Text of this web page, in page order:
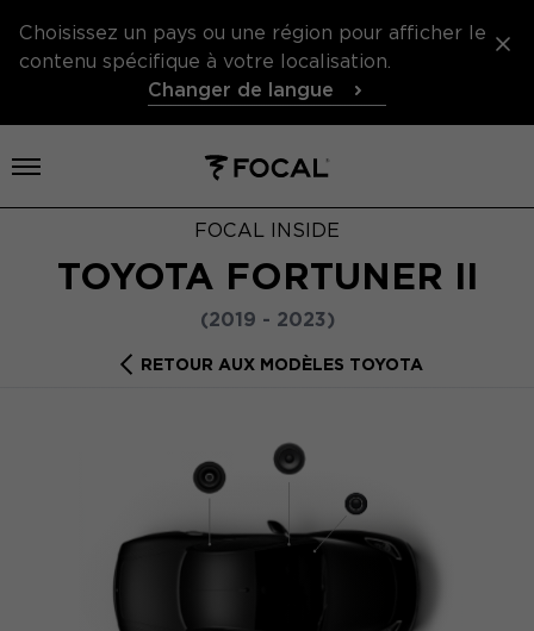
Choisissez un pays ou une région pour afficher le
contenu spécifique à votre localisation.
Changer de langue
Ouvrir le menu
FOCAL INSIDE
TOYOTA FORTUNER II
(2019 - 2023)
RETOUR AUX MODÈLES TOYOTA